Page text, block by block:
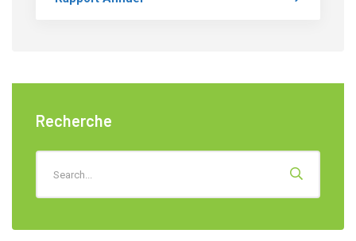
Recherche